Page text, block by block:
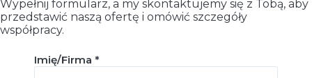
Wypełnij formularz, a my skontaktujemy się z Tobą, aby
przedstawić naszą ofertę i omówić szczegóły
współpracy.
Imię/Firma *